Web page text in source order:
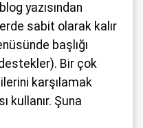
yazısından
sabit olarak kalır
başlığı
Bir çok
karşılamak
kullanır. Şuna